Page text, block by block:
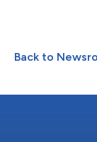
panaméenne,
cérémonie de
dignitaires des
Back to